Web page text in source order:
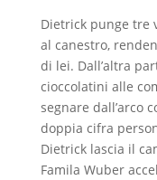
Dietrick punge tre
al canestro,
di lei. Dall’altra
cioccolatini alle
segnare dall’arco
doppia cifra
Dietrick lascia il
Famila Wuber